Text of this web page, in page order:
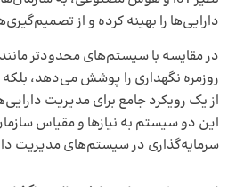
دارایی‌ها را بهینه کرده و از
روزمره نگهداری را پوشش می‌دهد،
از یک رویکرد جامع برای مدیریت
این دو سیستم به نیازها و مقیاس
سرمایه‌گذاری در سیستم‌های مدیریت